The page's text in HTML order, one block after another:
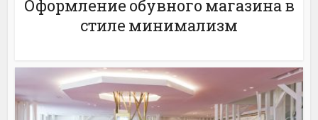
Оформление обувного магазина в
стиле минимализм